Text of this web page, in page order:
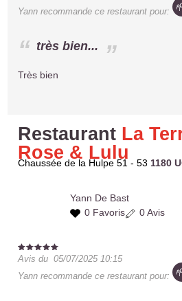
Yann recommande ce restaurant pour:
très bien...
Très bien
Restaurant La
Rose & Lulu
Chaussée de la Hulpe 51 - 531180
Yann De Bast
0 Favoris
0 Avis
Avis du05/07/2025 10:15
Yann recommande ce restaurant pour: